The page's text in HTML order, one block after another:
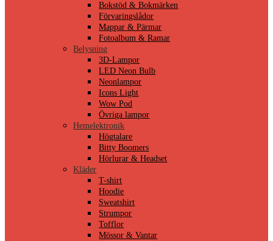
Bokstöd & Bokmärken
Förvaringslådor
Mappar & Pärmar
Fotoalbum & Ramar
Belysning
3D-Lampor
LED Neon Bulb
Neonlampor
Icons Light
Wow Pod
Övriga lampor
Hemelektronik
Högtalare
Bitty Boomers
Hörlurar & Headset
Kläder
T-shirt
Hoodie
Sweatshirt
Strumpor
Tofflor
Mössor & Vantar